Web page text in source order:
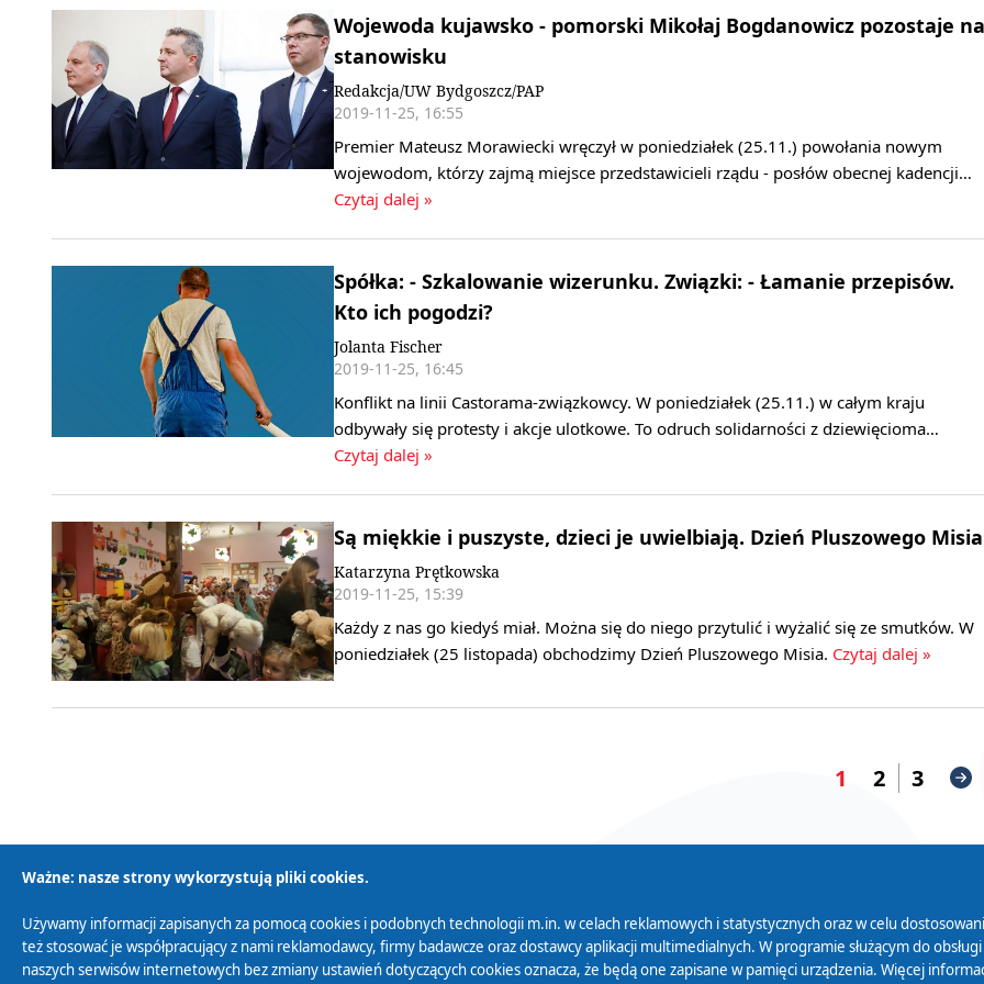
Wojewoda kujawsko - pomorski Mikołaj Bogdanowicz pozostaje na
stanowisku
Redakcja/UW Bydgoszcz/PAP
2019-11-25, 16:55
Premier Mateusz Morawiecki wręczył w poniedziałek (25.11.) powołania nowym
wojewodom, którzy zajmą miejsce przedstawicieli rządu - posłów obecnej kadencji…
Czytaj dalej »
Spółka: - Szkalowanie wizerunku. Związki: - Łamanie przepisów.
Kto ich pogodzi?
Jolanta Fischer
2019-11-25, 16:45
Konflikt na linii Castorama-związkowcy. W poniedziałek (25.11.) w całym kraju
odbywały się protesty i akcje ulotkowe. To odruch solidarności z dziewięcioma…
Czytaj dalej »
Są miękkie i puszyste, dzieci je uwielbiają. Dzień Pluszowego Misia
Katarzyna Prętkowska
2019-11-25, 15:39
Każdy z nas go kiedyś miał. Można się do niego przytulić i wyżalić się ze smutków. W
poniedziałek (25 listopada) obchodzimy Dzień Pluszowego Misia. Czytaj dalej »
1 2 3
Polityka Prywatności Zasady korzystania z Serwisu
Organizacje Pożytku
Publicznego
Cyfryzacja
Ważne: nasze strony wykorzystują pliki cookies.
Używamy informacji zapisanych za pomocą cookies i podobnych technologii m.in. w celach reklamowych i statystycznych oraz w celu
też stosować je współpracujący z nami reklamodawcy, firmy badawcze oraz dostawcy aplikacji multimedialnych. W programie służącym do
naszych serwisów internetowych bez zmiany ustawień dotyczących cookies oznacza, że będą one zapisane w pamięci urządzenia. Więcej